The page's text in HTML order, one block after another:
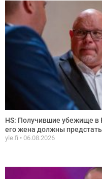
HS: Получившие убежище в
его жена должны
yle.fi 06.08.2026